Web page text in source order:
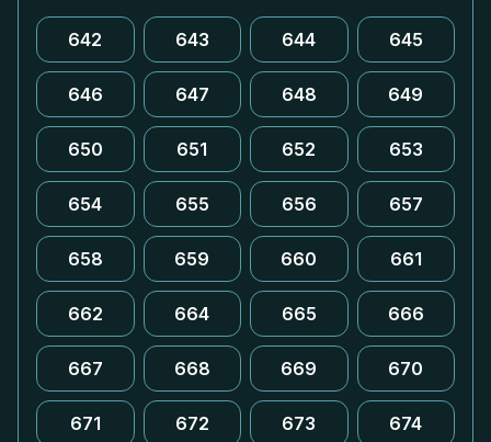
642 643 644 645
646 647 648 649
650 651 652 653
654 655 656 657
658 659 660 661
662 664 665 666
667 668 669 670
671 672 673 674